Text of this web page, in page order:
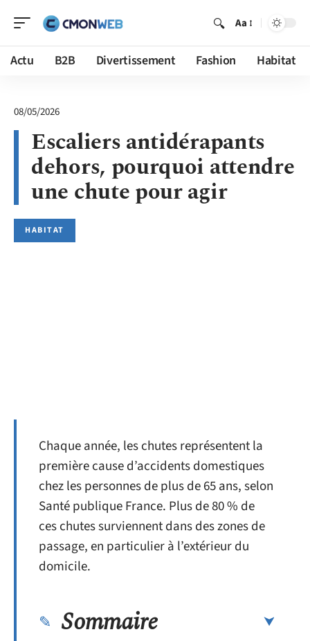
Aa
Actu B2B Divertissement Fashion Habitat
08/05/2026
Escaliers antidérapants
dehors, pourquoi attendre
une chute pour agir
HABITAT
Chaque année, les chutes représentent la
première cause d’accidents domestiques
chez les personnes de plus de 65 ans, selon
Santé publique France. Plus de 80 % de
ces chutes surviennent dans des zones de
passage, en particulier à l’extérieur du
domicile.
Sommaire